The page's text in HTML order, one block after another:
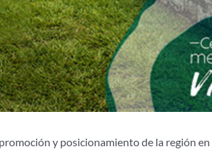
y posicionamiento de la región